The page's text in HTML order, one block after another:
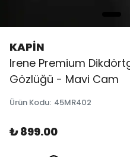
KAPİN
Irene Premium
Gözlüğü - Mavi Cam
Ürün Kodu: 45MR402
₺ 899.00